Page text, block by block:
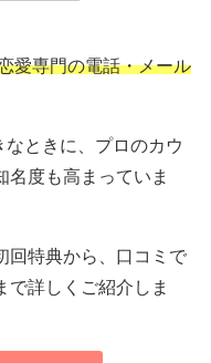
愛専門の電話・メール
ときに、プロのカウ
名度も高まっていま
回特典から、口コミで
で詳しくご紹介しま